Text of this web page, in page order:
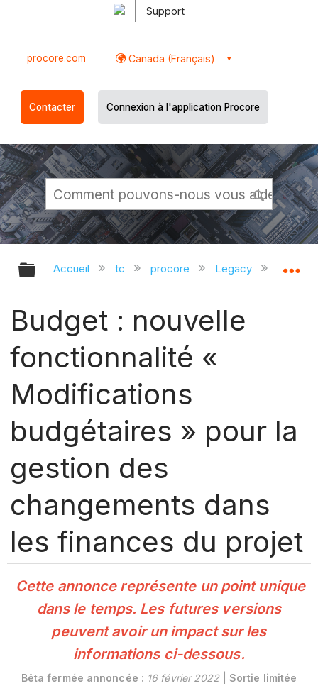
Support
procore.com Canada (Français)
Contacter Connexion à l'application Procore
Développer/réduire la hiérarchie
Accueil tc procore Legacy
Budget : nouvelle
fonctionnalité «
Modifications
budgétaires » pour la
gestion des
changements dans
les finances du projet
Cette annonce représente un point unique
dans le temps. Les futures versions
peuvent avoir un impact sur les
informations ci-dessous.
Bêta fermée annoncée : 16 février 2022| Sortie limitée